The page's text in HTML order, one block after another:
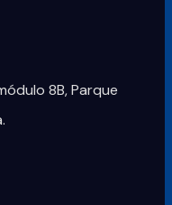
8B, Parque